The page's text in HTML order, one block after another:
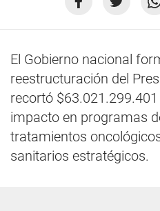
El Gobierno nacional
reestructuración del
recortó
impacto en programas
tratamientos
sanitarios estratégicos.